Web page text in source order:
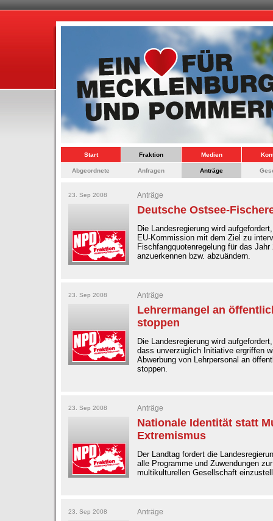
Start Fraktion Medien
Abgeordnete Anfragen Anträge
23. Sep 2008 Anträge
Deutsche Ostsee-
Die Landesregierung wird
EU-Kommission mit dem Ziel zu
Fischfangquotenregelung für das Jahr
anzuerkennen bzw. abzuändern.
23. Sep 2008 Anträge
Lehrermangel an
stoppen
Die Landesregierung wird
dass unverzüglich Initiative ergriffen
Abwerbung von Lehrpersonal an
stoppen.
23. Sep 2008 Anträge
Nationale Identität statt
Extremismus
Der Landtag fordert die
alle Programme und Zuwendungen
multikulturellen Gesellschaft
23. Sep 2008 Anträge